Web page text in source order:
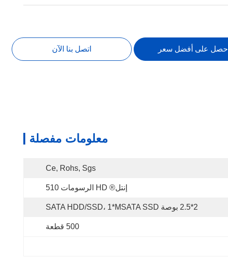
احصل على أفضل سعر اتصل بنا الآن
معلومات مفصلة
Ce, Rohs, Sgs
إنتل® HD الرسومات 510
2*2.5 بوصة SATA HDD/SSD، 1*MSATA SSD
500 قطعة